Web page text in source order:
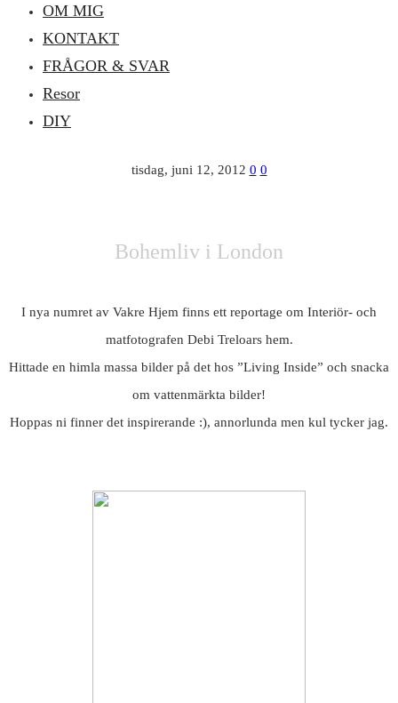
OM MIG
KONTAKT
FRÅGOR & SVAR
Resor
DIY
tisdag, juni 12, 2012 0 0
Bohemliv i London
I nya numret av Vakre Hjem finns ett reportage om Interiör- och
matfotografen Debi Treloars hem.
Hittade en himla massa bilder på det hos ”Living Inside” och snacka
om vattenmärkta bilder!
Hoppas ni finner det inspirerande :), annorlunda men kul tycker jag.